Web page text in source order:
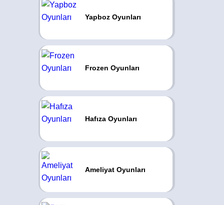
Yapboz Oyunları
Frozen Oyunları
Hafıza Oyunları
Ameliyat Oyunları